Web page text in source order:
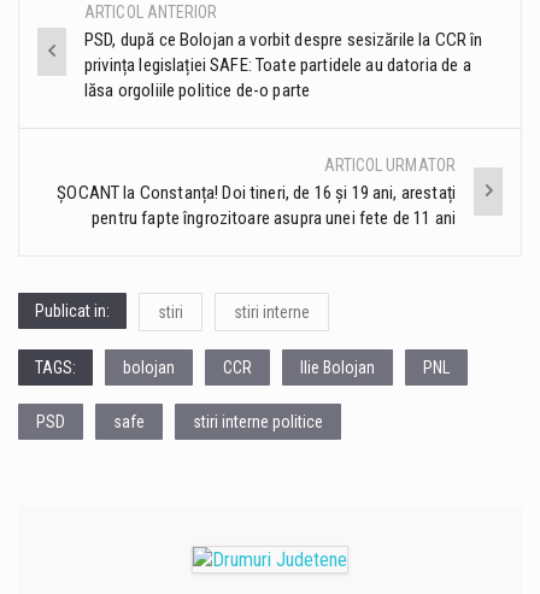
Post
navigation
ARTICOL ANTERIOR
PSD, după ce Bolojan a vorbit despre sesizările la CCR în
privința legislației SAFE: Toate partidele au datoria de a
lăsa orgoliile politice de-o parte
ARTICOL URMATOR
ȘOCANT la Constanța! Doi tineri, de 16 și 19 ani, arestați
pentru fapte îngrozitoare asupra unei fete de 11 ani
Publicat in: stiri stiri interne
TAGS: bolojan CCR Ilie Bolojan PNL
PSD safe stiri interne politice